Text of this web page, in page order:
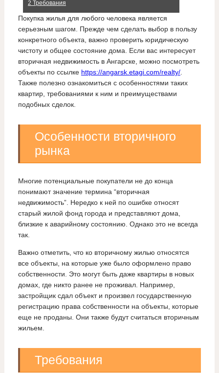
2 Требования
Покупка жилья для любого человека является
серьезным шагом. Прежде чем сделать выбор в пользу
конкретного объекта, важно проверить юридическую
чистоту и общее состояние дома. Если вас интересует
вторичная недвижимость в Ангарске, можно посмотреть
объекты по ссылке https://angarsk.etagi.com/realty/.
Также полезно ознакомиться с особенностями таких
квартир, требованиями к ним и преимуществами
подобных сделок.
Особенности вторичного
рынка
Многие потенциальные покупатели не до конца
понимают значение термина “вторичная
недвижимость”. Нередко к ней по ошибке относят
старый жилой фонд города и представляют дома,
близкие к аварийному состоянию. Однако это не всегда
так.
Важно отметить, что ко вторичному жилью относятся
все объекты, на которые уже было оформлено право
собственности. Это могут быть даже квартиры в новых
домах, где никто ранее не проживал. Например,
застройщик сдал объект и произвел государственную
регистрацию права собственности на объекты, которые
еще не проданы. Они также будут считаться вторичным
жильем.
Требования